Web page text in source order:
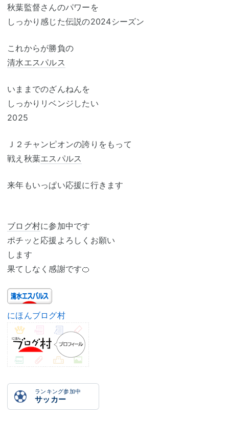
秋葉監督さんのパワーを
しっかり感じた伝説の2024シーズン
これからが勝負の
清水エスパルス
いままでのざんねんを
しっかりリベンジしたい
2025
Ｊ２チャンピオンの誇りをもって
戦え秋葉エスパルス
来年もいっぱい応援に行きます
ブログ村に参加中です
ポチッと応援よろしくお願い
します
果てしなく感謝です🍊
にほんブログ村
ランキング参加中
サッカー